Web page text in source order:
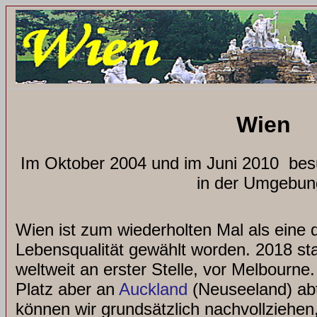
Wien
Im Oktober 2004 und im Juni 2010
in der
Wien ist zum wiederholten Mal als eine
Lebensqualität gewählt worden. 2018
weltweit an erster Stelle, vor
Platz aber an Auckland (Neuseeland)
können wir grundsätzlich